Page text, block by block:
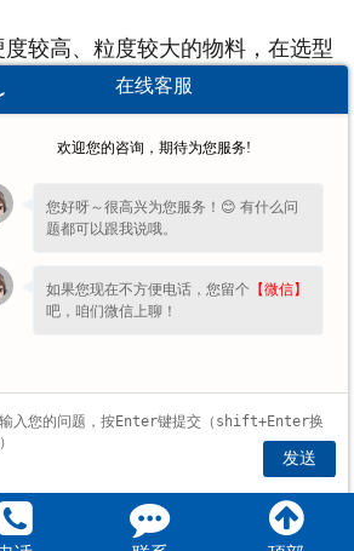
高、粒度较大的物料，在选型
综合考虑材质、结构设计以及网
挑选适配的筛网，才能有效保障
保重型振动筛持续稳定运行，为
持。
下一条：创新驱动，品质为先：河南太行重型矿山机械解决方案
在线客服
欢迎您的咨询，期待为您服务!
您好呀～很高兴为您服务！😊 有什么问
题都可以跟我说哦。
如果您现在不方便电话，您留个 【微信】
吧，咱们微信上聊！
发送